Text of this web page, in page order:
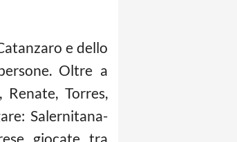
e dello
Oltre a
Torres,
Salernitana-
giocate tra